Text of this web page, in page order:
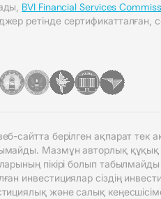
BVI Financial Services
ретінде сертификатталған,
сайтта берілген ақпарат
Мазмұн авторлық құқық
пікірі болып
инвестициялар сіздің
және салық